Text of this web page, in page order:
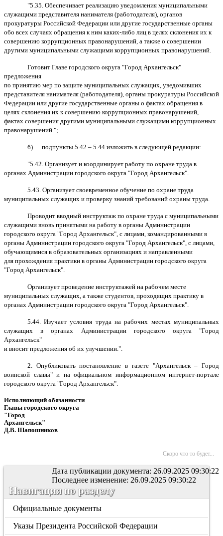
"5.35. Обеспечивает реализацию уведомления муниципальными
служащими представителя нанимателя (работодателя), органов
прокуратуры Российской Федерации или другие государственные органы
обо всех случаях обращения к ним каких-либо лиц в целях склонения их к
совершению коррупционных правонарушений, а также о совершении
другими муниципальными служащими коррупционных правонарушений.
Готовит Главе городского округа "Город Архангельск"
предложения
по принятию мер по защите муниципальных служащих, уведомивших
представителя нанимателя (работодателя), органы прокуратуры Российской
Федерации или другие государственные органы о фактах обращения в
целях склонения их к совершению коррупционных правонарушений,
фактах совершения другими муниципальными служащими коррупционных
правонарушений.";
б) подпункты 5.42 – 5.44 изложить в следующей редакции:
"5.42. Организует и координирует работу по охране труда в
органах Администрации городского округа "Город Архангельск".
5.43. Организует своевременное обучение по охране труда
муниципальных служащих и проверку знаний требований охраны труда.
Проводит вводный инструктаж по охране труда с муниципальными
служащими вновь принятыми на работу в органы Администрации
городского округа "Город Архангельск", с лицами, командированными в
органы Администрации городского округа "Город Архангельск", с лицами,
обучающимися в образовательных организациях и направленными
для прохождения практики в органы Администрации городского округа
"Город Архангельск".
Организует проведение инструктажей на рабочем месте
муниципальных служащих, а также студентов, проходящих практику в
органах Администрации городского округа "Город Архангельск".
5.44. Изучает условия труда на рабочих местах муниципальных
служащих в органах Администрации городского округа "Город
Архангельск"
и вносит предложения об их улучшении.".
2. Опубликовать постановление в газете "Архангельск – Город
воинской славы" и на официальном информационном интернет-портале
городского округа "Город Архангельск".
Исполняющий обязанности
Главы городского округа
"Город
Архангельск"
Д.В. Шапошников
Скоро что то будет...
Дата публикации документа: 26.09.2025 09:30:22
Последнее изменение: 26.09.2025 09:30:22
Навигация по разделу
Официальные документы
Указы Президента Российской Федерации